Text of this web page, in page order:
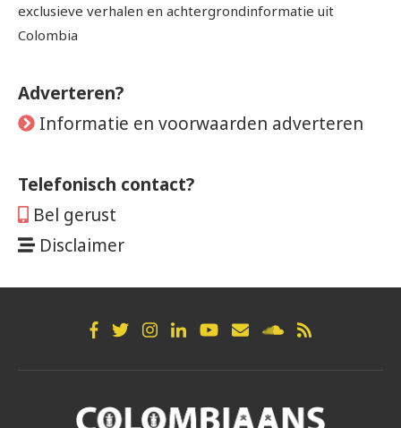
exclusieve verhalen en achtergrondinformatie uit
Colombia
Adverteren?
Informatie en voorwaarden adverteren
Telefonisch contact?
Bel gerust
Disclaimer